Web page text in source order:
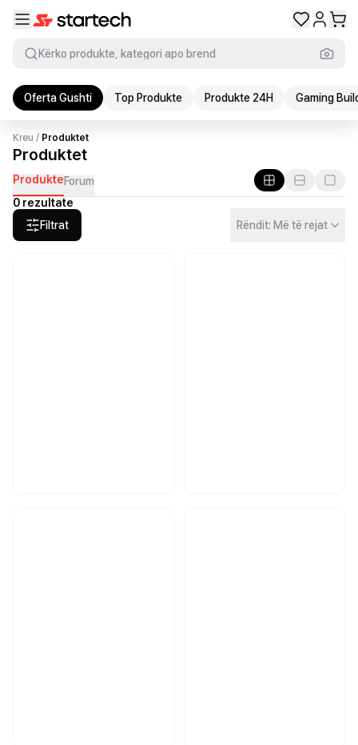
Kërko produkte, kategori apo brend
Oferta Gushti Top Produkte Produkte 24H Gaming
Kreu / Produktet
Produktet
ProdukteForum
0 rezultate
Filtrat
Rëndit: Më të rejat